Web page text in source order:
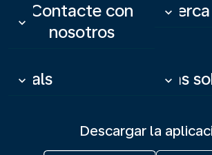
Contacte con
nosotros
keyboard_arrow_down
keyboard_arrow_down
Deals
keyboard_arrow_down Más
keyboard_arrow_down
Descargar la